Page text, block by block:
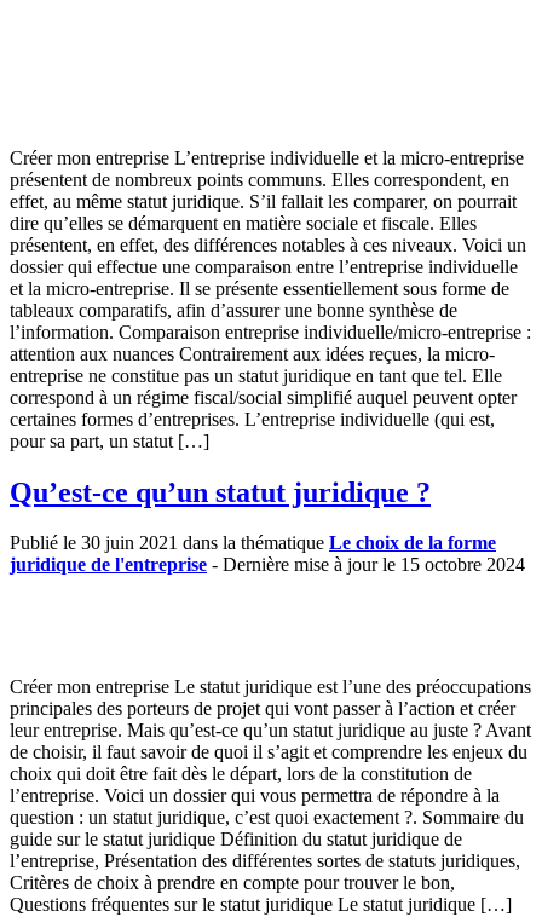
Créer mon entreprise L’entreprise individuelle et la micro-entreprise
présentent de nombreux points communs. Elles correspondent, en
effet, au même statut juridique. S’il fallait les comparer, on pourrait
dire qu’elles se démarquent en matière sociale et fiscale. Elles
présentent, en effet, des différences notables à ces niveaux. Voici un
dossier qui effectue une comparaison entre l’entreprise individuelle
et la micro-entreprise. Il se présente essentiellement sous forme de
tableaux comparatifs, afin d’assurer une bonne synthèse de
l’information. Comparaison entreprise individuelle/micro-entreprise :
attention aux nuances Contrairement aux idées reçues, la micro-
entreprise ne constitue pas un statut juridique en tant que tel. Elle
correspond à un régime fiscal/social simplifié auquel peuvent opter
certaines formes d’entreprises. L’entreprise individuelle (qui est,
pour sa part, un statut […]
Qu’est-ce qu’un statut juridique ?
Publié le 30 juin 2021 dans la thématique Le choix de la forme
juridique de l'entreprise - Dernière mise à jour le 15 octobre 2024
Créer mon entreprise Le statut juridique est l’une des préoccupations
principales des porteurs de projet qui vont passer à l’action et créer
leur entreprise. Mais qu’est-ce qu’un statut juridique au juste ? Avant
de choisir, il faut savoir de quoi il s’agit et comprendre les enjeux du
choix qui doit être fait dès le départ, lors de la constitution de
l’entreprise. Voici un dossier qui vous permettra de répondre à la
question : un statut juridique, c’est quoi exactement ?. Sommaire du
guide sur le statut juridique Définition du statut juridique de
l’entreprise, Présentation des différentes sortes de statuts juridiques,
Critères de choix à prendre en compte pour trouver le bon,
Questions fréquentes sur le statut juridique Le statut juridique […]